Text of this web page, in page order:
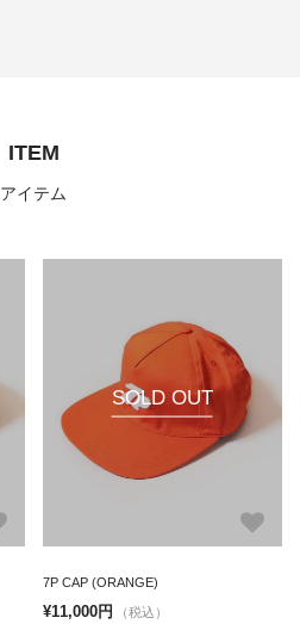
ITEM
アイテム
SOLD OUT
7P CAP (ORANGE)
¥11,000円 （税込）